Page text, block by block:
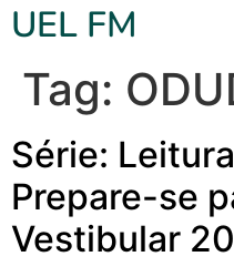
UEL FM
Tag:
Série:
Prepare-se
Vestibular